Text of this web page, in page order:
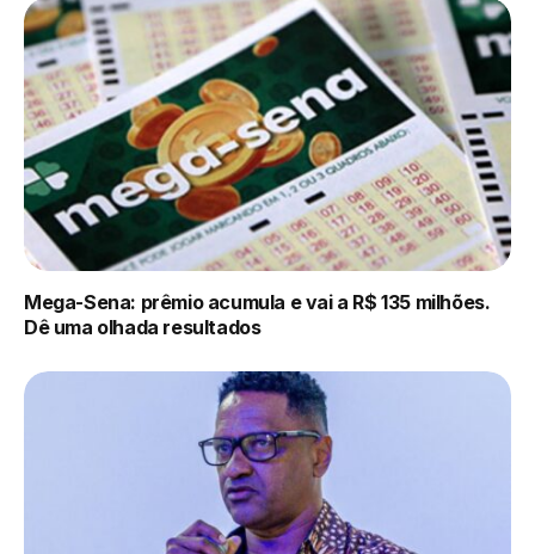
Mega-Sena: prêmio acumula e vai a R$ 135 milhões.
Dê uma olhada resultados